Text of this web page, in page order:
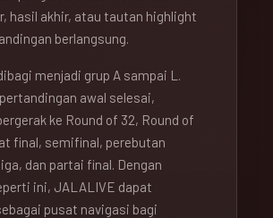
hasil akhir, atau tautan highlight
berlangsung.
menjadi grup A sampai L.
awal selesai,
ke Round of 32, Round of
final, semifinal, perebutan
dan partai final. Dengan
ini, JALALIVE dapat
pusat navigasi bagi